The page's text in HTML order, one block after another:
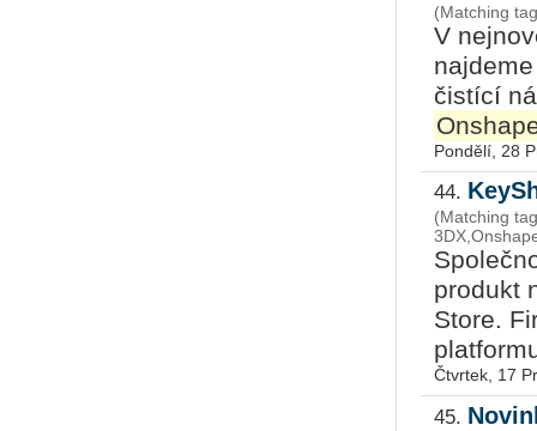
(Matching
V
čistící
Pondělí, 28
44.
(Matching
produkt
Store.
Čtvrtek, 17
45.